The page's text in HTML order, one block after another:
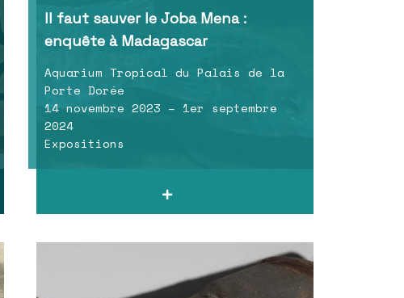
Il faut sauver le Joba Mena :
enquête à Madagascar
Aquarium Tropical du Palais de la
Porte Dorée
14 novembre 2023 – 1er septembre
2024
Expositions